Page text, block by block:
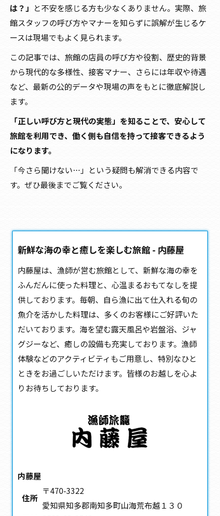
は？」 と不安を感じる方も少なくありません。実際、旅
館スタッフの呼び方やマナーを知らずに誤解が生じるケ
ースは現場でもよく見られます。
この記事では、旅館の店員の呼び方や役割、歴史的背景
から現代的な多様性、接客マナー、さらには年収や待遇
など、最新の公的データや現場の声をもとに徹底解説し
ます。
「正しい呼び方と現代の実態」を知ることで、安心して
旅館を利用でき、働く側も自信を持って接客できるよう
になります。
「今さら聞けない…」という疑問も解消できる内容で
す。ぜひ最後までご覧ください。
新鮮な海の幸と癒しを楽しむ旅館 - 内藤屋
内藤屋は、漁師が営む旅館として、新鮮な海の幸を
ふんだんに使った料理と、心温まるおもてなしを提
供しております。毎朝、自ら漁に出て仕入れる旬の
魚介を活かした料理は、多くのお客様にご好評いた
だいております。海を望む露天風呂や岩盤浴、ジャ
グジーなど、癒しの設備も充実しております。漁師
体験などのアクティビティもご用意し、特別なひと
ときをお過ごしいただけます。皆様のお越しを心よ
りお待ちしております。
内藤屋
住所
〒470-3322
愛知県知多郡南知多町山海荒布越１３０